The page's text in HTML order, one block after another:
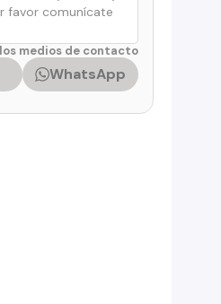
medios de contacto
WhatsApp